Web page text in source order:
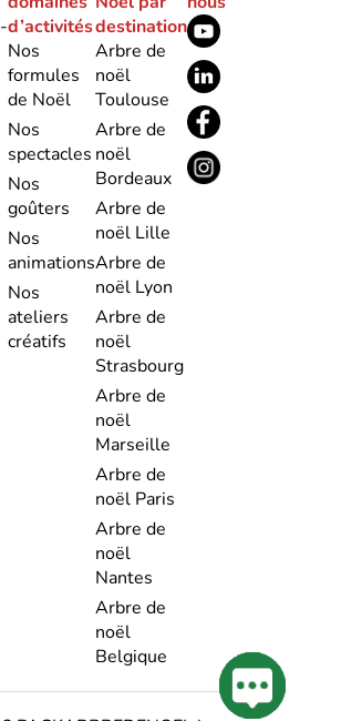
d’activités
Nos
formules
de Noël
Nos
spectacles
Nos
goûters
Nos
animations
Nos
ateliers
créatifs
destination
Arbre de
noël
Toulouse
Arbre de
noël
Bordeaux
Arbre de
noël Lille
Arbre de
noël Lyon
Arbre de
noël
Strasbourg
Arbre de
noël
Marseille
Arbre de
noël Paris
Arbre de
noël
Nantes
Arbre de
noël
Belgique